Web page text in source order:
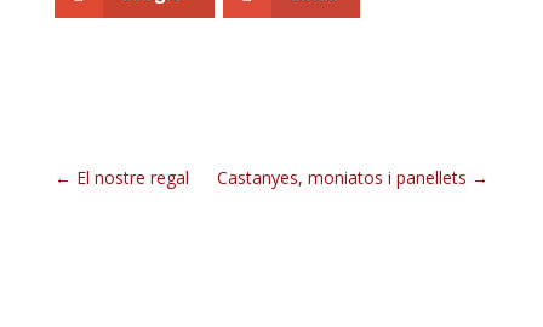
Castanyes, moniatos i panellets
El nostre regal